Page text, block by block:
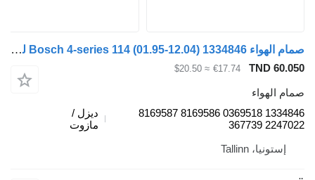
صمام الهواء Bosch 4-series 114 (01.95-12.04) 1334846 لـ السيارات القاطرة Scania 4-series (1995-2006)
TND
€17.74
≈ $20.50
الهواء
1334846 0369518 8169586 8169587
2247022
ديزل /
مازوت
إستونيا، Tallinn